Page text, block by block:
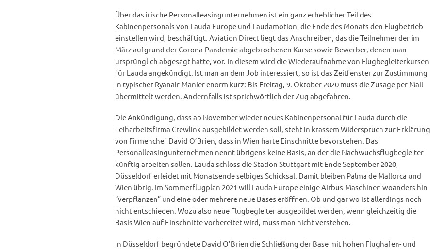
Über das irische Personalleasingunternehmen ist ein ganz erheblicher Teil des
Kabinenpersonals von Lauda Europe und Laudamotion, die Ende des Monats den Flugbetrieb
einstellen wird, beschäftigt. Aviation Direct liegt das Anschreiben, das die Teilnehmer der im
März aufgrund der Corona-Pandemie abgebrochenen Kurse sowie Bewerber, denen man
ursprünglich abgesagt hatte, vor. In diesem wird die Wiederaufnahme von Flugbegleiterkursen
für Lauda angekündigt. Ist man an dem Job interessiert, so ist das Zeitfenster zur Zustimmung
in typischer Ryanair-Manier enorm kurz: Bis Freitag, 9. Oktober 2020 muss die Zusage per Mail
übermittelt werden. Andernfalls ist sprichwörtlich der Zug abgefahren.
Die Ankündigung, dass ab November wieder neues Kabinenpersonal für Lauda durch die
Leiharbeitsfirma Crewlink ausgebildet werden soll, steht in krassem Widerspruch zur Erklärung
von Firmenchef David O’Brien, dass in Wien harte Einschnitte bevorstehen. Das
Personalleasingunternehmen nennt übrigens keine Basis, an der die Nachwuchsflugbegleiter
künftig arbeiten sollen. Lauda schloss die Station Stuttgart mit Ende September 2020,
Düsseldorf erleidet mit Monatsende selbiges Schicksal. Damit bleiben Palma de Mallorca und
Wien übrig. Im Sommerflugplan 2021 will Lauda Europe einige Airbus-Maschinen woanders hin
“verpflanzen” und eine oder mehrere neue Bases eröffnen. Ob und gar wo ist allerdings noch
nicht entschieden. Wozu also neue Flugbegleiter ausgebildet werden, wenn gleichzeitig die
Basis Wien auf Einschnitte vorbereitet wird, muss man nicht verstehen.
In Düsseldorf begründete David O’Brien die Schließung der Base mit hohen Flughafen- und